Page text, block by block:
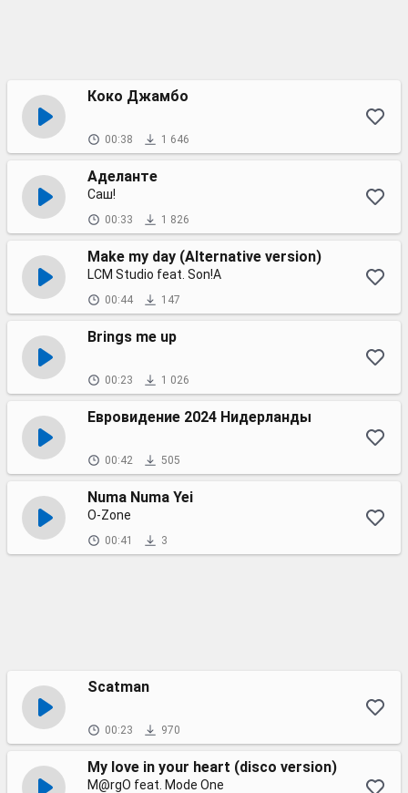
Коко Джамбо
00:38 1 646
Аделанте
Саш!
00:33 1 826
Make my day (Alternative version)
LCM Studio feat. Son!A
00:44 147
Brings me up
00:23 1 026
Евровидение 2024 Нидерланды
00:42 505
Numa Numa Yei
O-Zone
00:41 3
Scatman
00:23 970
My love in your heart (disco version)
M@rgO feat. Mode One